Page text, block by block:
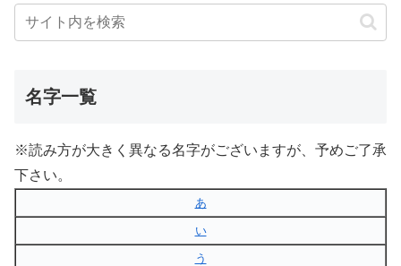
名字一覧
※読み方が大きく異なる名字がございますが、予めご了承
下さい。
あ
い
う